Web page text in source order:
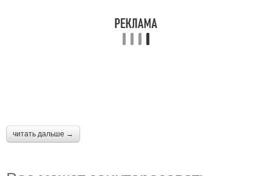
читать дальше →